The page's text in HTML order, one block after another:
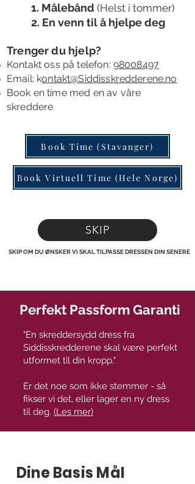
1. Målebånd (Helst i tommer)
2. En venn til å hjelpe deg
Trenger du hjelp?
Kontakt oss på telefon: 98008497
Email: kontakt@Siddisskredderene.no
Book en timemed en av våre
skreddere
Book Time (Stavanger)
Book Virtuell Time (Hele Norge)
SKIP
SKIP OM DU ØNSKER VI SKAL TILPASSE DRESSEN DIN SENERE
Perfekt Passform Garanti
"En skreddersydd dress fra
Siddisskredderene skal være perfekt
utformet til din kropp."
Er det noe som ikke stemmer - så
fikser vi det, eller lager en ny dress
til deg. (Les mer)
Dine Basis Mål